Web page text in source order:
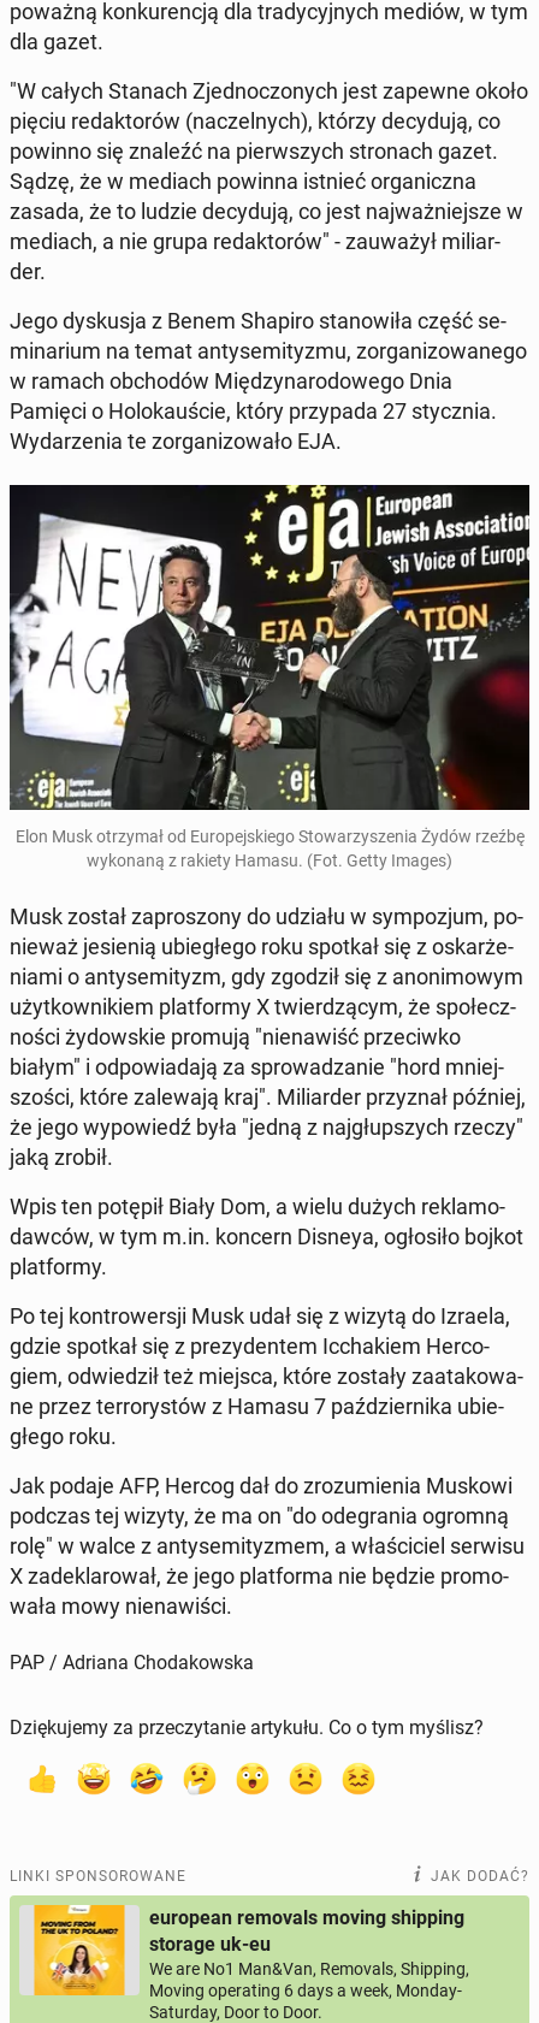
poważną kon­ku­ren­cją dla tra­dy­cyj­nych mediów, w tym
dla gazet.
"W całych Stanach Zjed­no­czo­nych jest zapewne około
pięciu re­dak­to­rów (na­czel­nych), którzy de­cy­du­ją, co
powinno się znaleźć na pierw­szych stro­nach gazet.
Sądzę, że w mediach powinna istnieć or­ga­nicz­na
zasada, że to ludzie de­cy­du­ją, co jest naj­waż­niej­sze w
mediach, a nie grupa re­dak­to­rów" - za­uwa­żył mi­liar­
der.
Jego dys­ku­sja z Benem Shapiro sta­no­wi­ła część se­
mi­na­rium na temat an­ty­se­mi­ty­zmu, zor­ga­ni­zo­wa­ne­go
w ramach ob­cho­dów Mię­dzy­na­ro­do­we­go Dnia
Pamięci o Ho­lo­kau­ście, który przy­pa­da 27 stycz­nia.
Wy­da­rze­nia te zor­ga­ni­zo­wa­ło EJA.
Elon Musk otrzy­mał od Eu­ro­pej­skie­go Sto­wa­rzy­sze­nia Żydów rzeźbę
wy­ko­na­ną z rakiety Hamasu. (Fot. Getty Images)
Musk został za­pro­szo­ny do udziału w sym­po­zjum, po­
nie­waż je­sie­nią ubie­głe­go roku spotkał się z oskar­że­
nia­mi o an­ty­se­mi­tyzm, gdy zgodził się z ano­ni­mo­wym
użyt­kow­ni­kiem plat­for­my X twier­dzą­cym, że spo­łecz­
no­ści ży­dow­skie promują "nie­na­wiść prze­ciw­ko
białym" i od­po­wia­da­ją za spro­wa­dza­nie "hord mniej­
szo­ści, które za­le­wa­ją kraj". Mi­liar­der przy­znał później,
że jego wy­po­wiedź była "jedną z naj­głup­szych rzeczy"
jaką zrobił.
Wpis ten potępił Biały Dom, a wielu dużych re­kla­mo­
daw­ców, w tym m.in. koncern Disneya, ogło­si­ło bojkot
plat­for­my.
Po tej kon­tro­wer­sji Musk udał się z wizytą do Izraela,
gdzie spotkał się z pre­zy­den­tem Ic­cha­kiem Her­co­
giem, od­wie­dził też miejsca, które zostały za­ata­ko­wa­
ne przez ter­ro­ry­stów z Hamasu 7 paź­dzier­ni­ka ubie­
głe­go roku.
Jak podaje AFP, Hercog dał do zro­zu­mie­nia Muskowi
podczas tej wizyty, że ma on "do ode­gra­nia ogromną
rolę" w walce z an­ty­se­mi­ty­zmem, a wła­ści­ciel serwisu
X za­de­kla­ro­wał, że jego plat­for­ma nie będzie pro­mo­
wa­ła mowy nie­na­wi­ści.
PAP / Adriana Chodakowska
Dziękujemy za przeczytanie artykułu. Co o tym myślisz?
LINKI SPONSOROWANE JAK DODAĆ?
european removals moving shipping
storage uk-eu
We are No1 Man&Van, Removals, Shipping,
Moving operating 6 days a week, Monday-
Saturday, Door to Door.